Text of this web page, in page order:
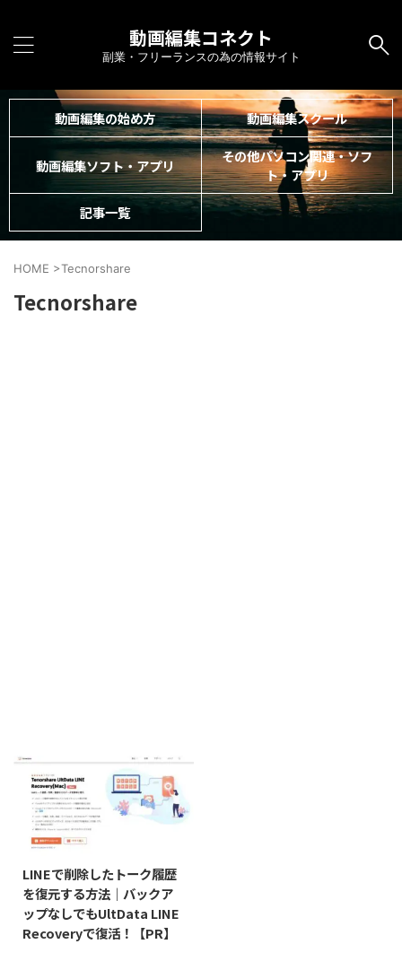
動画編集コネクト
副業・フリーランスの為の情報サイト
動画編集の始め方 動画編集スクール
動画編集ソフト・アプリ
その他パソコン関連・ソフ
ト・アプリ
記事一覧
HOME >Tecnorshare
Tecnorshare
LINEで削除したトーク履歴
を復元する方法｜バックア
ップなしでもUltData LINE
Recoveryで復活！【PR】